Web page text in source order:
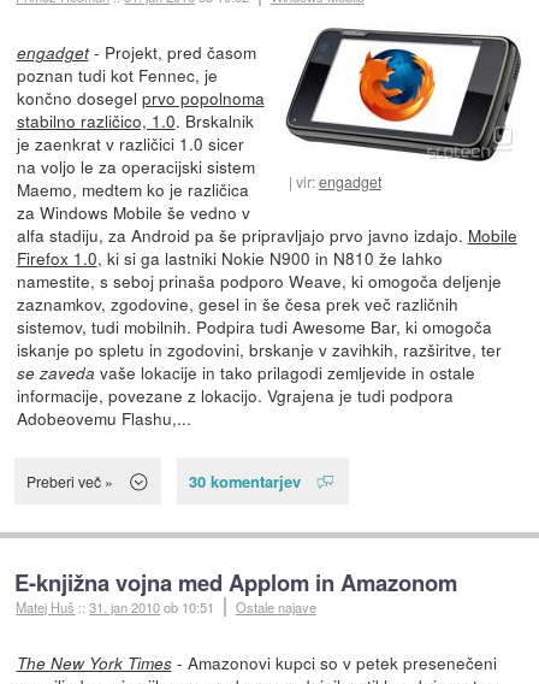
vir:engadget
engadget- Projekt, pred časom
poznan tudi kot Fennec, je
končno dosegel prvo popolnoma
stabilno različico, 1.0. Brskalnik
je zaenkrat v različici 1.0 sicer
na voljo le za operacijski sistem
Maemo, medtem ko je različica
za Windows Mobile še vedno v
alfa stadiju, za Android pa še pripravljajo prvo javno izdajo. Mobile
Firefox 1.0, ki si ga lastniki Nokie N900 in N810 že lahko
namestite, s seboj prinaša podporo Weave, ki omogoča deljenje
zaznamkov, zgodovine, gesel in še česa prek več različnih
sistemov, tudi mobilnih. Podpira tudi Awesome Bar, ki omogoča
iskanje po spletu in zgodovini, brskanje v zavihkih, razširitve, ter
se zaveda vaše lokacije in tako prilagodi zemljevide in ostale
informacije, povezane z lokacijo. Vgrajena je tudi podpora
Adobeovemu Flashu,...
Preberi več » 30 komentarjev
E-knjižna vojna med Applom in Amazonom
Matej Huš ::31. jan 2010ob 10:51 Ostale najave
The New York Times- Amazonovi kupci so v petek presenečeni